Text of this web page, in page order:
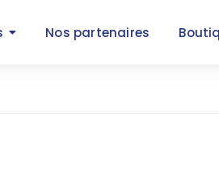
Nos partenaires